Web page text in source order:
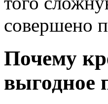
совершено
Почему
выгодное